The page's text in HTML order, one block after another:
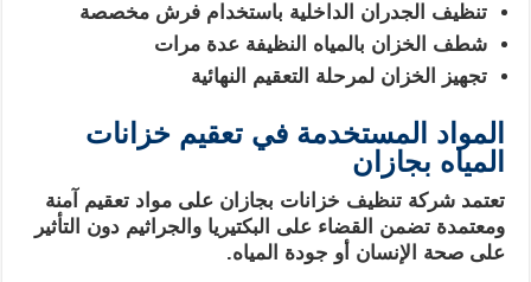
تنظيف الجدران الداخلية باستخدام فرش مخصصة
شطف الخزان بالمياه النظيفة عدة مرات
تجهيز الخزان لمرحلة التعقيم النهائية
المواد المستخدمة في تعقيم خزانات
المياه بجازان
تعتمد شركة تنظيف خزانات بجازان على مواد تعقيم آمنة
ومعتمدة تضمن القضاء على البكتيريا والجراثيم دون التأثير
على صحة الإنسان أو جودة المياه.